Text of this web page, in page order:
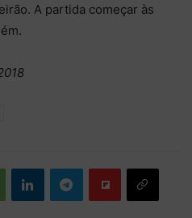
A partida começar às